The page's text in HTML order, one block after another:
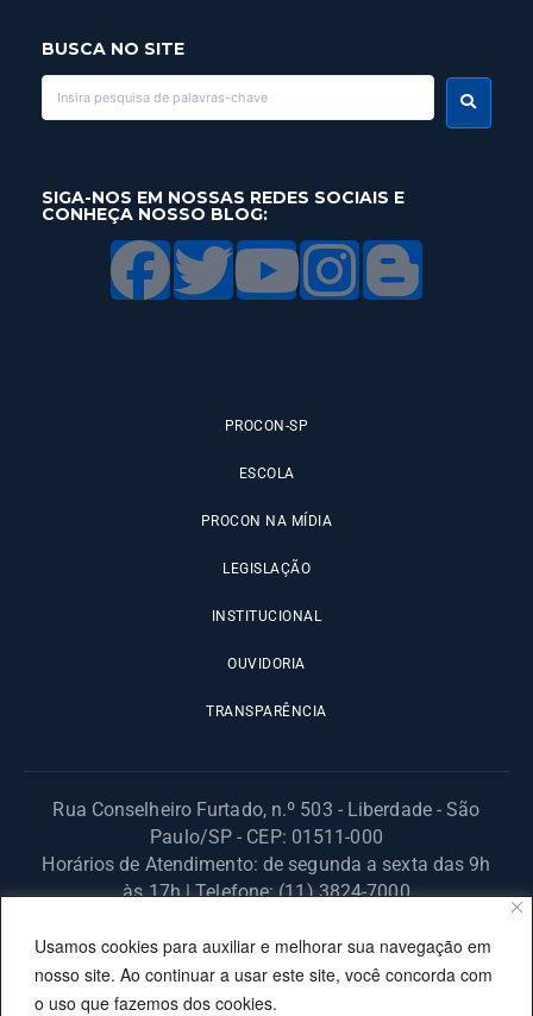
Usamos cookies para auxiliar e melhorar sua navegação em
nosso site. Ao continuar a usar este site, você concorda com
o uso que fazemos dos cookies.
BUSCA NO SITE
SIGA-NOS EM NOSSAS REDES SOCIAIS E
CONHEÇA NOSSO BLOG:
PROCON-SP
ESCOLA
PROCON NA MÍDIA
LEGISLAÇÃO
INSTITUCIONAL
OUVIDORIA
TRANSPARÊNCIA
Rua Conselheiro Furtado, n.º 503 - Liberdade - São
Paulo/SP - CEP: 01511-000
Horários de Atendimento: de segunda a sexta das 9h
às 17h | Telefone: (11) 3824-7000
© 2025 Fundação Procon – SP – Todos os direitos reservados. |
Site desenvolvido pela PRODESP.